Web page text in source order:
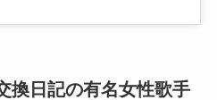
換日記の有名女性歌手